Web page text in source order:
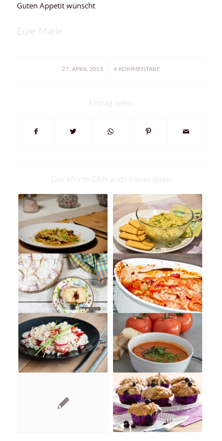
Guten Appetit wünscht
Eure Marie
27. APRIL 2013
/ 4 KOMMENTARE
Eintrag teilen
Das könnte Dich auch interessieren